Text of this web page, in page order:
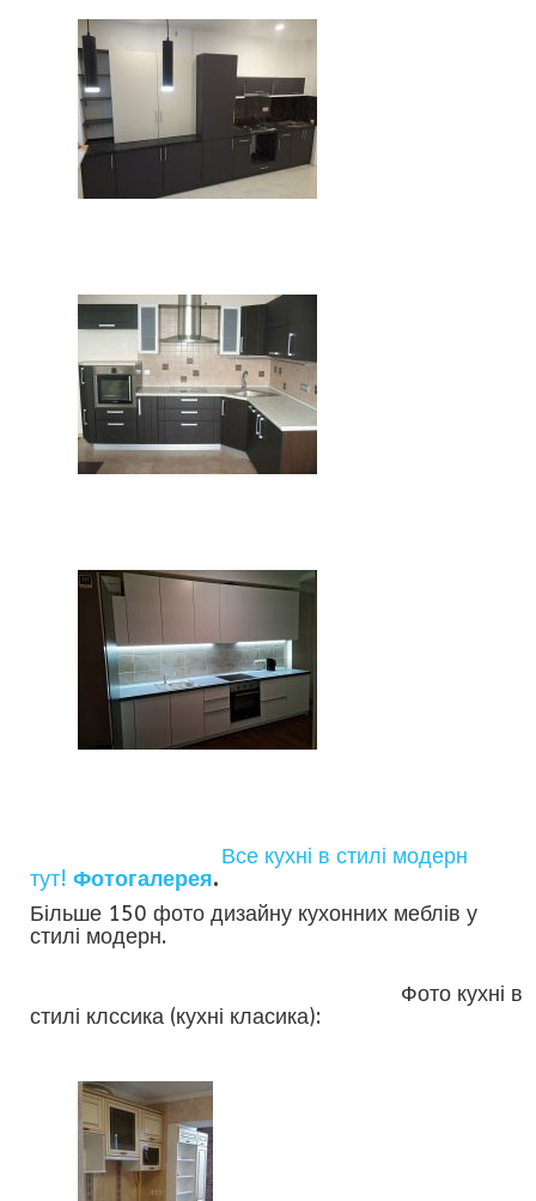
Все кухні в стилі модерн
тут! Фотогалерея.
Більше 150 фото дизайну кухонних меблів у
стилі модерн.
Фото кухні в
стилі клссика (кухні класика):